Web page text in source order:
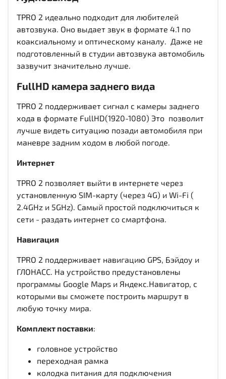
TPRO 2 идеально подходит для любителей
автозвука. Оно выдает звук в формате 4.1 по
коаксиальному и оптическому каналу. Даже не
подготовленный в студии автозвука автомобиль
зазвучит значительно лучше.
FullHD камера заднего вида
TPRO 2 поддерживает сигнал с камеры заднего
хода в формате FullHD(1920-1080) Это позволит
лучше видеть ситуацию позади автомобиля при
маневре задним ходом в любой погоде.
Интернет
TPRO 2 позволяет выйти в интернете через
установленную SIM-карту (через 4G) и Wi-Fi (
2.4GHz и 5GHz). Самый простой подключиться к
сети - раздать интернет со смартфона.
Навигация
TPRO 2 поддерживает навигацию GPS, Бэйдоу и
ГЛОНАСС. На устройство предустановлены
программы Google Maps и Яндекс.Навигатор, с
которыми вы сможете построить маршрут в
любую точку мира.
Комплект поставки:
головное устройство
переходная рамка
колодка питания для подключения